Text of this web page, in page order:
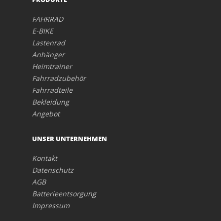
FAHRRAD
E-BIKE
Lastenrad
Anhänger
Heimtrainer
Fahrradzubehör
Fahrradteile
Bekleidung
Angebot
UNSER UNTERNEHMEN
Kontakt
Datenschutz
AGB
Batterieentsorgung
Impressum